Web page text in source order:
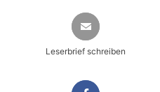
Leserbrief schreiben